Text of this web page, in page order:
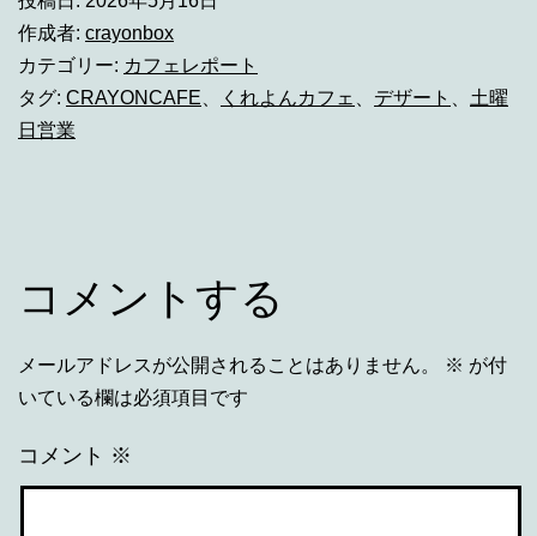
作成者: crayonbox
カテゴリー: カフェレポート
タグ: CRAYONCAFE くれよんカフェ デザート
土曜
日営業
コメントする
メールアドレスが公開されることはありません。 ※ が付
いている欄は必須項目です
コメント ※